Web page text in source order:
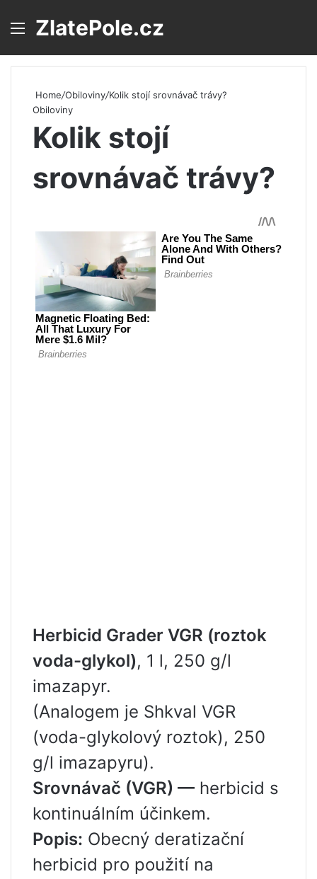
Menu
ZlatePole.cz
Home/Obiloviny/Kolik stojí srovnávač trávy?
Obiloviny
Kolik stojí
srovnávač trávy?
Herbicid Grader VGR (roztok
voda-glykol), 1 l, 250 g/l
imazapyr.
(Analogem je Shkval VGR
(voda-glykolový roztok), 250
g/l imazapyru).
Srovnávač (VGR) — herbicid s
kontinuálním účinkem.
Popis: Obecný deratizační
herbicid pro použití na